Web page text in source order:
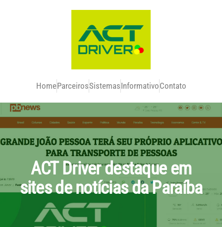
HomeParceirosSistemasInformativoContato
ACT Driver destaque em
sites de notícias da Paraíba